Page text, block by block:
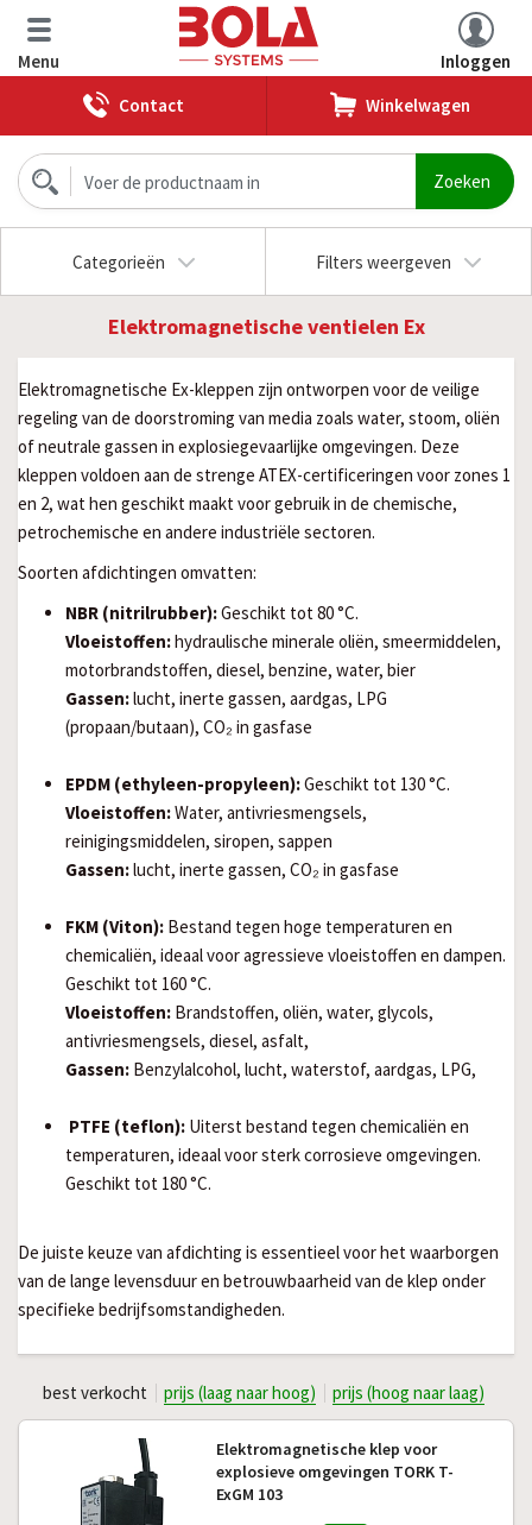
Menu
Inloggen
Contact
Winkelwagen
Categorieën Filters weergeven
Elektromagnetische ventielen Ex
Elektromagnetische Ex-kleppen zijn ontworpen voor de veilige
regeling van de doorstroming van media zoals water, stoom, oliën
of neutrale gassen in explosiegevaarlijke omgevingen. Deze
kleppen voldoen aan de strenge ATEX-certificeringen voor zones 1
en 2, wat hen geschikt maakt voor gebruik in de chemische,
petrochemische en andere industriële sectoren.
Soorten afdichtingen omvatten:
NBR (nitrilrubber):Geschikt tot 80 °C.
Vloeistoffen:hydraulische minerale oliën, smeermiddelen,
motorbrandstoffen, diesel, benzine, water, bier
Gassen:lucht, inerte gassen, aardgas, LPG
(propaan/butaan), CO₂ in gasfase
EPDM (ethyleen-propyleen):Geschikt tot 130 °C.
Vloeistoffen:Water, antivriesmengsels,
reinigingsmiddelen, siropen, sappen
Gassen:lucht, inerte gassen, CO₂ in gasfase
FKM (Viton): Bestand tegen hoge temperaturen en
chemicaliën, ideaal voor agressieve vloeistoffen en dampen.
Geschikt tot 160 °C.
Vloeistoffen: Brandstoffen, oliën, water, glycols,
antivriesmengsels, diesel, asfalt,
Gassen: Benzylalcohol, lucht, waterstof, aardgas, LPG,
PTFE (teflon): Uiterst bestand tegen chemicaliën en
temperaturen, ideaal voor sterk corrosieve omgevingen.
Geschikt tot 180 °C.
De juiste keuze van afdichting is essentieel voor het waarborgen
van de lange levensduur en betrouwbaarheid van de klep onder
specifieke bedrijfsomstandigheden.
best verkocht prijs (laag naar hoog) prijs (hoog naar laag)
Elektromagnetische klep voor
explosieve omgevingen TORK T-
ExGM 103